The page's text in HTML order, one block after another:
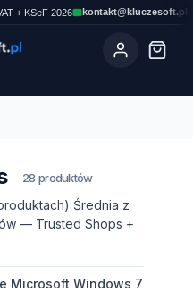
+ KSeF 2026 kontakt@kluczesoft.pl
28 produktów
Średnia z
— Trusted Shops +
Microsoft Windows 7